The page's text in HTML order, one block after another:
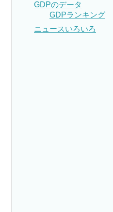
GDPのデータ
GDPランキング
ニュースいろいろ